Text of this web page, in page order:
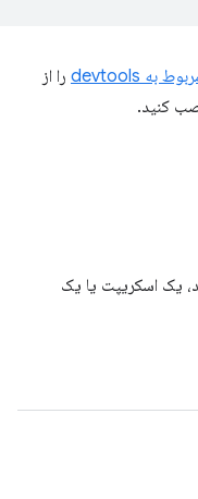
را از
کنید.
یک اسکریپت یا یک